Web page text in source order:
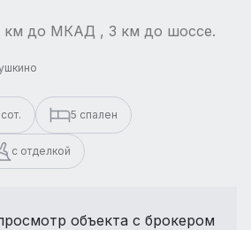
км до МКАД , 3 км до шоссе.
5 спален
с отделкой
объекта с брокером